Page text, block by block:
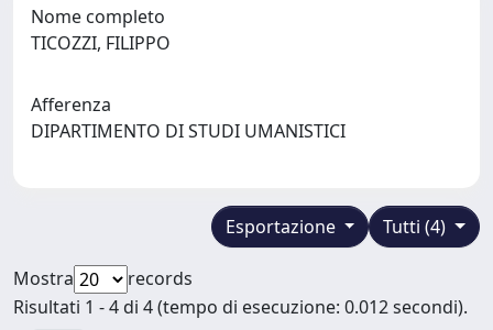
Nome completo
TICOZZI, FILIPPO
Afferenza
DIPARTIMENTO DI STUDI UMANISTICI
Tutti (4)
Esportazione
Mostra
records
Risultati 1 - 4 di 4 (tempo di esecuzione: 0.012 secondi).